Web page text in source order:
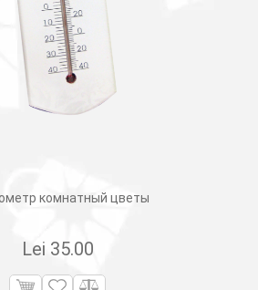
комнатный цветы
Lei 35.00